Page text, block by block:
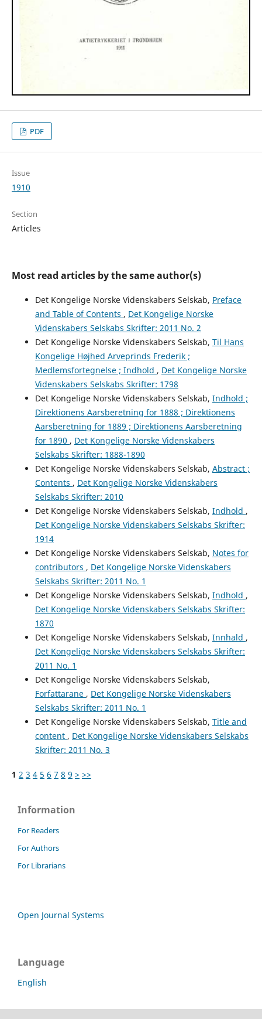
PDF
Issue
1910
Section
Articles
Most read articles by the same author(s)
Det Kongelige Norske Videnskabers Selskab, Preface
and Table of Contents , Det Kongelige Norske
Videnskabers Selskabs Skrifter: 2011 No. 2
Det Kongelige Norske Videnskabers Selskab, Til Hans
Kongelige Højhed Arveprinds Frederik ;
Medlemsfortegnelse ; Indhold , Det Kongelige Norske
Videnskabers Selskabs Skrifter: 1798
Det Kongelige Norske Videnskabers Selskab, Indhold ;
Direktionens Aarsberetning for 1888 ; Direktionens
Aarsberetning for 1889 ; Direktionens Aarsberetning
for 1890 , Det Kongelige Norske Videnskabers
Selskabs Skrifter: 1888-1890
Det Kongelige Norske Videnskabers Selskab, Abstract ;
Contents , Det Kongelige Norske Videnskabers
Selskabs Skrifter: 2010
Det Kongelige Norske Videnskabers Selskab, Indhold ,
Det Kongelige Norske Videnskabers Selskabs Skrifter:
1914
Det Kongelige Norske Videnskabers Selskab, Notes for
contributors , Det Kongelige Norske Videnskabers
Selskabs Skrifter: 2011 No. 1
Det Kongelige Norske Videnskabers Selskab, Indhold ,
Det Kongelige Norske Videnskabers Selskabs Skrifter:
1870
Det Kongelige Norske Videnskabers Selskab, Innhald ,
Det Kongelige Norske Videnskabers Selskabs Skrifter:
2011 No. 1
Det Kongelige Norske Videnskabers Selskab,
Forfattarane , Det Kongelige Norske Videnskabers
Selskabs Skrifter: 2011 No. 1
Det Kongelige Norske Videnskabers Selskab, Title and
content , Det Kongelige Norske Videnskabers Selskabs
Skrifter: 2011 No. 3
1 2 3 4 5 6 7 8 9 > >>
Information
For Readers
For Authors
For Librarians
Open Journal Systems
Language
English